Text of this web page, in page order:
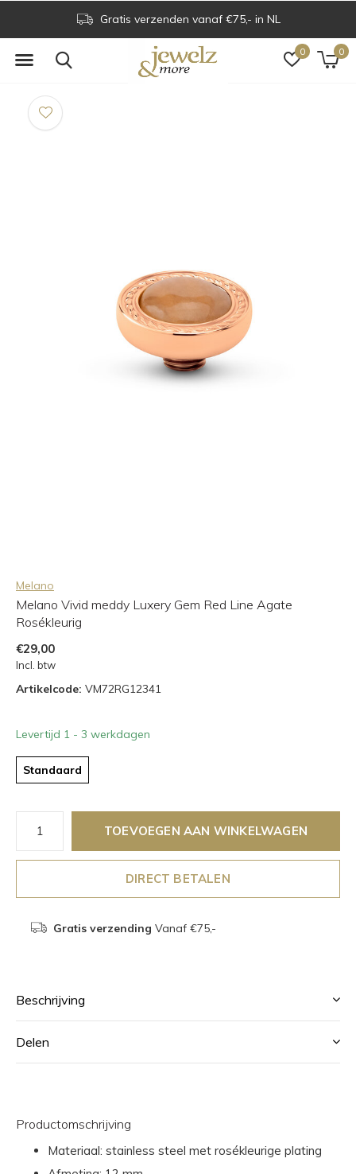
0 0
Gratis verzenden vanaf €75,- in NL
Melano
Melano Vivid meddy Luxery Gem Red Line Agate
Rosékleurig
€29,00
Incl. btw
Artikelcode: VM72RG12341
Levertijd 1 - 3 werkdagen
Standaard
TOEVOEGEN AAN WINKELWAGEN
DIRECT BETALEN
Gratis verzending Vanaf €75,-
Beschrijving
Delen
Productomschrijving
Materiaal: stainless steel met rosékleurige plating